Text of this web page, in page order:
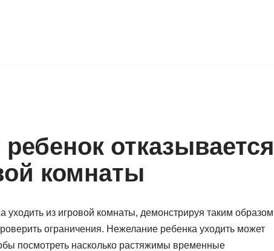
отказывается
комнаты
уходить из игровой комнаты, демонстрируя таким образом
ограничения. Нежелание ребенка уходить может
посмотреть насколько растяжимы временные